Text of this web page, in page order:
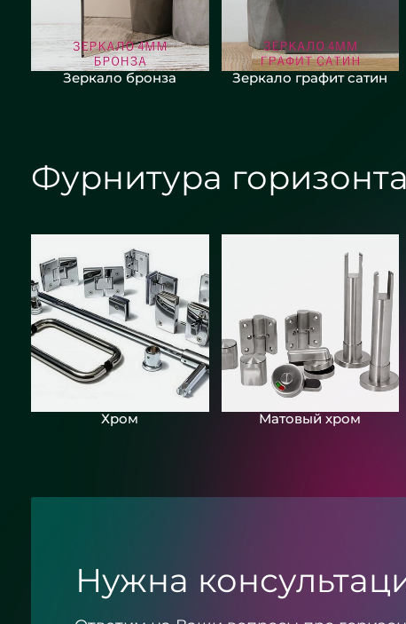
Зеркало бронза Зеркало графит сатин
Фурнитура
Хром Матовый хром
Нужна